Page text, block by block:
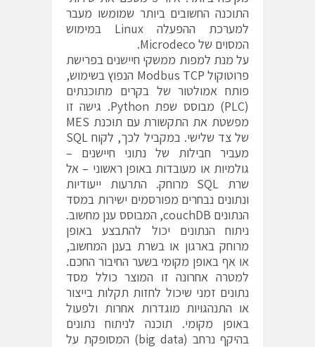
התוכנה החשובים ביותר שמומשו מעבר
למערכת ההפעלה Linux במימוש
המסוים של Microdeco.
על מנת למפות ממשקי חיישנים בפרישת
פרוטוקול Modbus TCP הנפוץ בשימוש,
פותח אמולטור של בקרים מתוכנתים
(PLC) מבוסס שפת Python. גישה זו
מפשטת את התקשורת עם תוכנת MES
של צד שלישי. במקביל לכך, לקוח SQL
מעביר חבילות של נתוני חיישנים –
גולמיות או מעובדות באופן ראשוני – אל
שרת SQL מרוחק. התרעות ייעודיות
ונתונים נבחרים מפורסמים ישירות במסד
הנתונים couchDB, המבוסס ענן מחשוב.
ניתוח הנתונים יכול להתבצע באופן
מרוחק בארגון או בשרת בענן המחשוב,
או אף באופן מקומי בשער החיבור החכם.
למטרה אחרונה זו המוצר כולל מסד
נתונים זמני שיכול לחזות תקלות בייצור
או התנהגויות מוגדרות אחרות ולפעול
באופן מקומי. תוכנה לניתוח נתונים
בהיקף נרחב (big data) המסופקת על